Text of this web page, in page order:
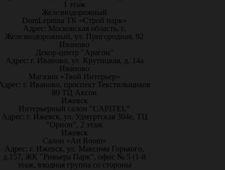
1 этаж
Железнодорожный
DomLepnina ТК «Строй парк»
Адрес: Московская область, г.
Железнодорожный, ул. Пригородная, 92
Иваново
Декор-центр "Арагон"
Адрес: г. Иваново, ул. Крутицкая, д. 14а
Иваново
Магазин «Твой Интерьер»
г. Иваново, проспект Текстильщиков
80 ТЦ Аксон
Ижевск
Интерьерный салон "CAPITEL"
Адрес: г. Ижевск, ул. Удмуртская 304е, ТЦ
"Орион", 2 этаж
Ижевск
Салон «Art Room»
Адрес: г. Ижевск, ул. Максима Горького,
д.157, ЖК "Ривьера Парк", офис № 5 (1-й
этаж, входная группа со стороны